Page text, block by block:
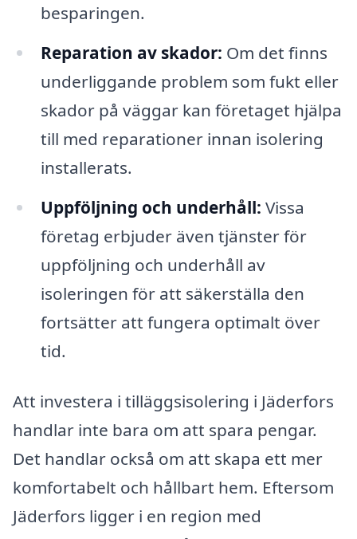
besparingen.
Reparation av skador: Om det finns
underliggande problem som fukt eller
skador på väggar kan företaget hjälpa
till med reparationer innan isolering
installerats.
Uppföljning och underhåll: Vissa
företag erbjuder även tjänster för
uppföljning och underhåll av
isoleringen för att säkerställa den
fortsätter att fungera optimalt över
tid.
Att investera i tilläggsisolering i Jäderfors
handlar inte bara om att spara pengar.
Det handlar också om att skapa ett mer
komfortabelt och hållbart hem. Eftersom
Jäderfors ligger i en region med